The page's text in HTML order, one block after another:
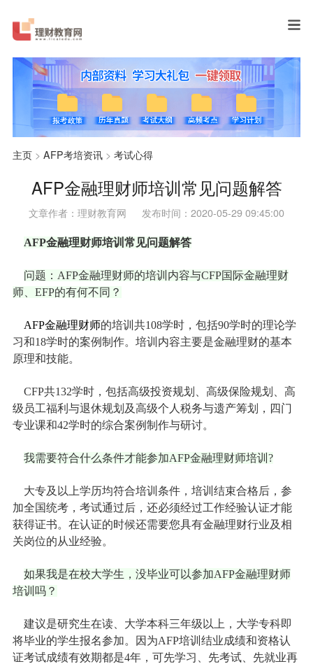
主页> AFP考培资讯> 考试心得
AFP金融理财师培训常见问题解答
文章作者：理财教育网 发布时间：2020-05-29 09:45:00
AFP金融理财师培训常见问题解答
问题：AFP金融理财师的培训内容与CFP国际金融理财
师、EFP的有何不同？
AFP金融理财师的培训共108学时，包括90学时的理论学
习和18学时的案例制作。培训内容主要是金融理财的基本
原理和技能。
CFP共132学时，包括高级投资规划、高级保险规划、高
级员工福利与退休规划及高级个人税务与遗产筹划，四门
专业课和42学时的综合案例制作与研讨。
我需要符合什么条件才能参加AFP金融理财师培训?
大专及以上学历均符合培训条件，培训结束合格后，参
加全国统考，考试通过后，还必须经过工作经验认证才能
获得证书。在认证的时候还需要您具有金融理财行业及相
关岗位的从业经验。
如果我是在校大学生，没毕业可以参加AFP金融理财师
培训吗？
建议是研究生在读、大学本科三年级以上，大学专科即
将毕业的学生报名参加。因为AFP培训结业成绩和资格认
证考试成绩有效期都是4年，可先学习、先考试、先就业再